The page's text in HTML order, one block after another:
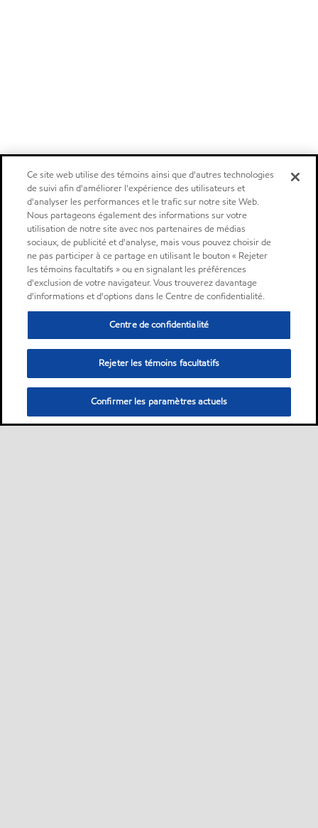
Ce site web utilise des témoins ainsi que d'autres technologies
de suivi afin d'améliorer l'expérience des utilisateurs et
d'analyser les performances et le trafic sur notre site Web.
Nous partageons également des informations sur votre
utilisation de notre site avec nos partenaires de médias
sociaux, de publicité et d'analyse, mais vous pouvez choisir de
ne pas participer à ce partage en utilisant le bouton « Rejeter
les témoins facultatifs » ou en signalant les préférences
d'exclusion de votre navigateur. Vous trouverez davantage
d'informations et d'options dans le Centre de confidentialité.
Centre de confidentialité
Rejeter les témoins facultatifs
Confirmer les paramètres actuels